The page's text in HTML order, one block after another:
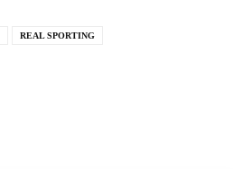
REAL SPORTING